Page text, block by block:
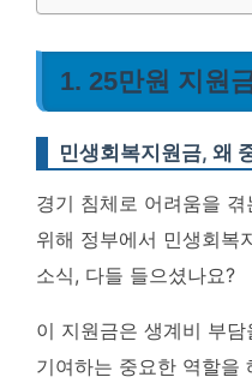
1. 25만원 지원
민생회복지원금, 왜
경기 침체로 어려움을
위해 정부에서 민생회복
소식, 다들 들으셨나요?
이 지원금은 생계비 부
기여하는 중요한 역할을